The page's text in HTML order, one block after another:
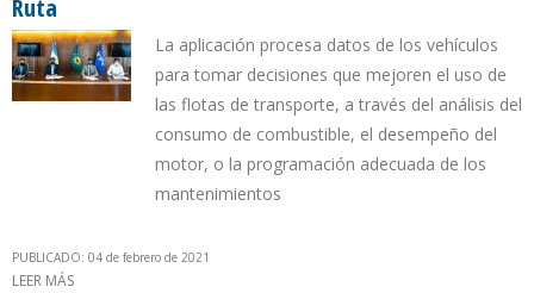
Ruta
La aplicación procesa datos de los vehículos
para tomar decisiones que mejoren el uso de
las flotas de transporte, a través del análisis del
consumo de combustible, el desempeño del
motor, o la programación adecuada de los
mantenimientos
PUBLICADO: 04 de febrero de 2021
LEER MÁS